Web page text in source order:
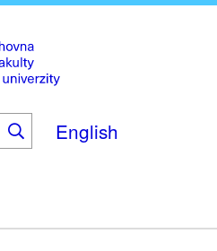
to
main
content
English